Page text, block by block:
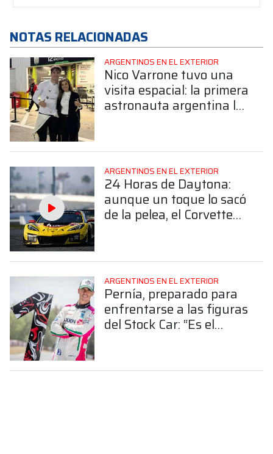
NOTAS RELACIONADAS
ARGENTINOS EN EL EXTERIOR
Nico Varrone tuvo una
visita espacial: la primera
astronauta argentina lo
ARGENTINOS EN EL EXTERIOR
24 Horas de Daytona:
aunque un toque lo sacó
de la pelea, el Corvette
ARGENTINOS EN EL EXTERIOR
Pernía, preparado para
enfrentarse a las figuras
del Stock Car: “Es el